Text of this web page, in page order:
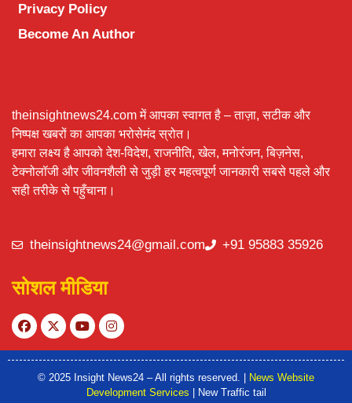
Privacy Policy
Become An Author
theinsightnews24.com में आपका स्वागत है – ताज़ा, सटीक और
निष्पक्ष खबरों का आपका भरोसेमंद स्रोत।
हमारा लक्ष्य है आपको देश-विदेश, राजनीति, खेल, मनोरंजन, बिज़नेस,
टेक्नोलॉजी और जीवनशैली से जुड़ी हर महत्वपूर्ण जानकारी सबसे पहले और
सही तरीके से पहुँचाना।
theinsightnews24@gmail.com +91 95883 35926
सोशल मीडिया
© 2025 Insight News24 – All rights reserved. |
News Website
Development Services
| New Traffic tail